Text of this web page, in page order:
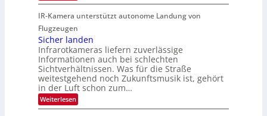
K
-
M
e
m
s
u
n
d
M
g
l
i
c
h
k
e
i
t
e
d
e
r
i
n
V
I
S
I
G
u
i
d
e
d
T
o
u
r
IR-Kamera unterstützt autonome Landung von
Flugzeugen
Sicher landen
Infrarotkameras liefern zuverlässige
Informationen auch bei schlechten
Sichtverhältnissen. Was für die Straße
weitestgehend noch Zukunftsmusik ist, gehört
in der Luft schon zum…
Weiterlesen:
S